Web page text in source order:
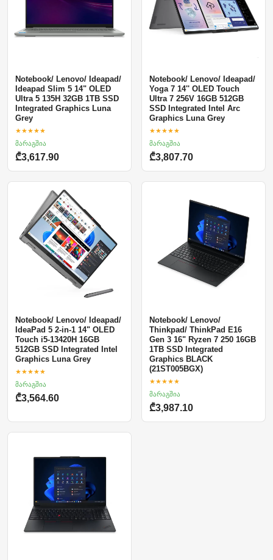
Notebook/ Lenovo/ Ideapad/
Ideapad Slim 5 14" OLED
Ultra 5 135H 32GB 1TB SSD
Integrated Graphics Luna
Grey
★★★★★
მარაგშია
₾3,617.90
Notebook/ Lenovo/ Ideapad/
Yoga 7 14'' OLED Touch
Ultra 7 256V 16GB 512GB
SSD Integrated Intel Arc
Graphics Luna Grey
★★★★★
მარაგშია
₾3,807.70
Notebook/ Lenovo/ Ideapad/
IdeaPad 5 2-in-1 14" OLED
Touch i5-13420H 16GB
512GB SSD Integrated Intel
Graphics Luna Grey
★★★★★
მარაგშია
₾3,564.60
Notebook/ Lenovo/
Thinkpad/ ThinkPad E16
Gen 3 16" Ryzen 7 250 16GB
1TB SSD Integrated
Graphics BLACK
(21ST005BGX)
★★★★★
მარაგშია
₾3,987.10